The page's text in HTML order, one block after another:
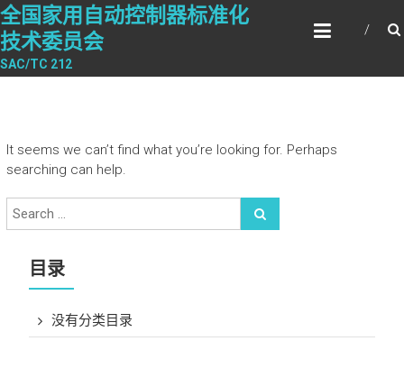
Skip
to
content
全国家用自动控制器标准化
技术委员会
SAC/TC 212
It seems we can’t find what you’re looking for. Perhaps
searching can help.
目录
没有分类目录